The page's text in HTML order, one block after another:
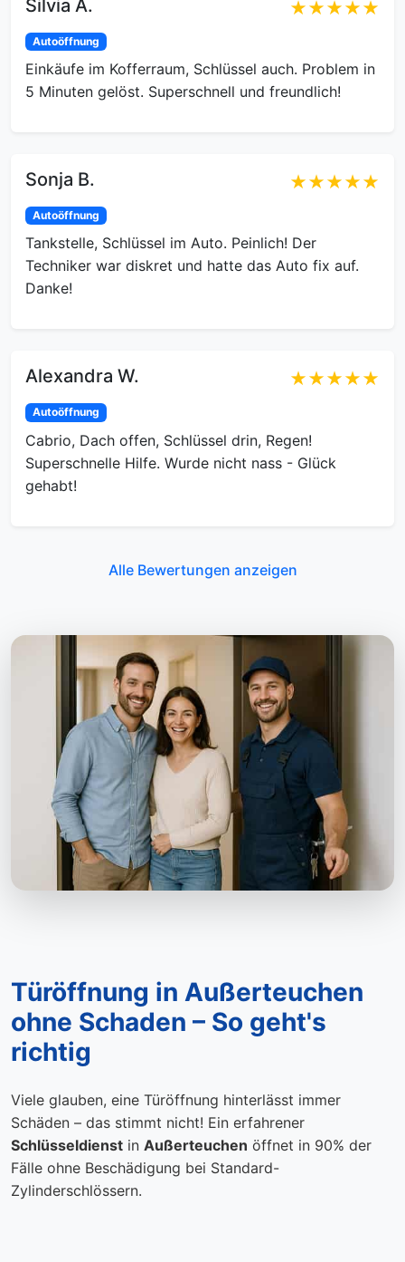
Silvia A. ★★★★★
Autoöffnung
Einkäufe im Kofferraum, Schlüssel auch. Problem in
5 Minuten gelöst. Superschnell und freundlich!
Sonja B. ★★★★★
Autoöffnung
Tankstelle, Schlüssel im Auto. Peinlich! Der
Techniker war diskret und hatte das Auto fix auf.
Danke!
Alexandra W. ★★★★★
Autoöffnung
Cabrio, Dach offen, Schlüssel drin, Regen!
Superschnelle Hilfe. Wurde nicht nass - Glück
gehabt!
Alle Bewertungen anzeigen
Türöffnung in Außerteuchen
ohne Schaden – So geht's
richtig
Viele glauben, eine Türöffnung hinterlässt immer
Schäden – das stimmt nicht! Ein erfahrener
Schlüsseldienst in Außerteuchen öffnet in 90% der
Fälle ohne Beschädigung bei Standard-
Zylinderschlössern.